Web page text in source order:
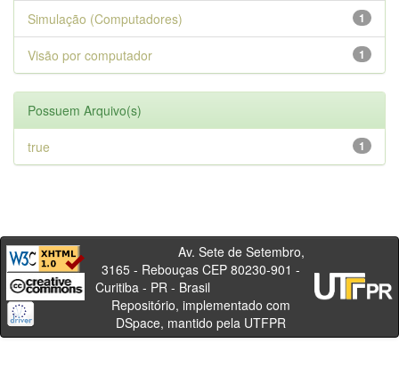
1
Simulação (Computadores)
1
Visão por computador
Possuem Arquivo(s)
1
true
Av. Sete de Setembro,
3165 - Rebouças CEP 80230-901 -
Curitiba - PR - Brasil
Repositório, implementado com
DSpace, mantido pela UTFPR